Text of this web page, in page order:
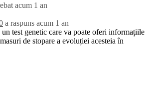
acum 1 an
a raspuns acum 1 an
test genetic care va poate oferi informațiile
de stopare a evoluției acesteia în